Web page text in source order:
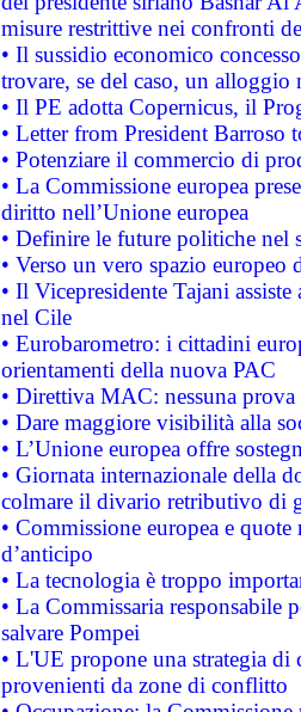
misure restrittive nei confronti
• Il sussidio economico
trovare, se del caso, un
• Il PE adotta Copernicus, il
• Letter from President Barroso
• Potenziare il commercio di
• La Commissione europea
diritto nell’Unione europea
• Definire le future politiche nel
• Verso un vero spazio
• Il Vicepresidente Tajani
nel Cile
• Eurobarometro: i cittadini
orientamenti della nuova PAC
• Direttiva MAC: nessuna
• Dare maggiore visibilità alla
• L’Unione europea offre
• Giornata internazionale della
colmare il divario retributivo di
• Commissione europea e
d’anticipo
• La tecnologia è troppo
• La Commissaria responsabile
salvare Pompei
• L'UE propone una strategia
provenienti da zone di conflitto